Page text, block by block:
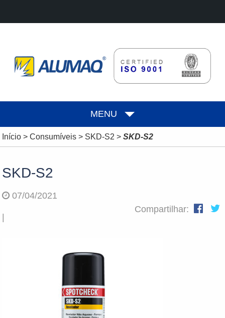
MENU
Início> Consumíveis> SKD-S2 > SKD-S2
SKD-S2
07/04/2021
|
Compartilhar: